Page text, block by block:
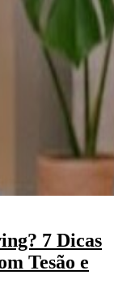
7 Dicas
Tesão e